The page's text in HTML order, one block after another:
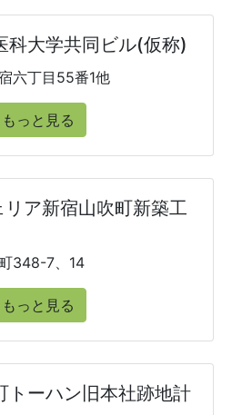
科大学共同ビル(仮称)
六丁目55番1他
もっと見る
ア新宿山吹町新築工
348-7、14
もっと見る
トーハン旧本社跡地計